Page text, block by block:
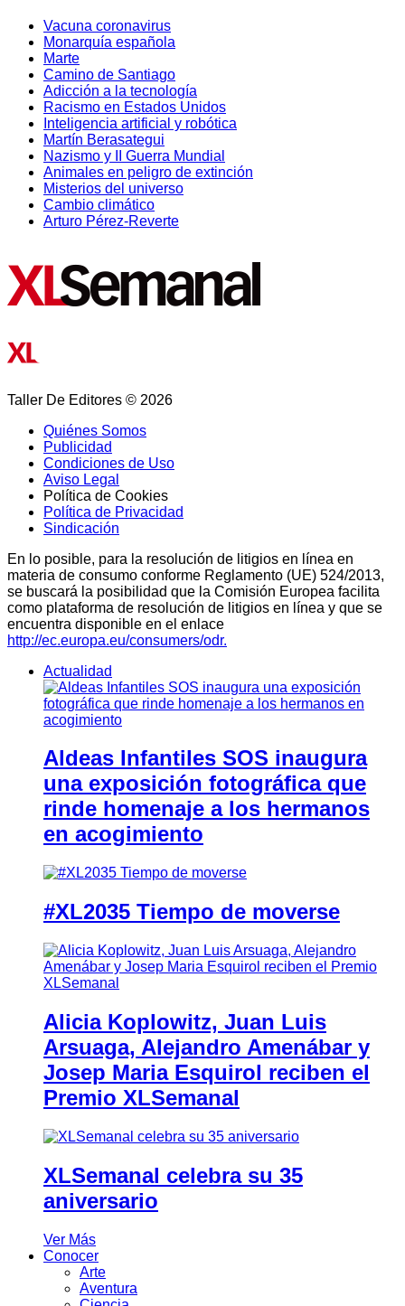
Vacuna coronavirus
Monarquía española
Marte
Camino de Santiago
Adicción a la tecnología
Racismo en Estados Unidos
Inteligencia artificial y robótica
Martín Berasategui
Nazismo y II Guerra Mundial
Animales en peligro de extinción
Misterios del universo
Cambio climático
Arturo Pérez-Reverte
Taller De Editores © 2026
Quiénes Somos
Publicidad
Condiciones de Uso
Aviso Legal
Política de Cookies
Política de Privacidad
Sindicación
En lo posible, para la resolución de litigios en línea en
materia de consumo conforme Reglamento (UE) 524/2013,
se buscará la posibilidad que la Comisión Europea facilita
como plataforma de resolución de litigios en línea y que se
encuentra disponible en el enlace
http://ec.europa.eu/consumers/odr.
Actualidad
Aldeas Infantiles SOS inaugura
una exposición fotográfica que
rinde homenaje a los hermanos
en acogimiento
#XL2035 Tiempo de moverse
Alicia Koplowitz, Juan Luis
Arsuaga, Alejandro Amenábar y
Josep Maria Esquirol reciben el
Premio XLSemanal
XLSemanal celebra su 35
aniversario
Ver Más
Conocer
Arte
Aventura